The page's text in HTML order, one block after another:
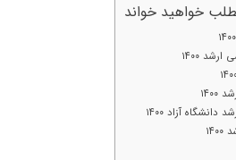
خواهید خواند
۱۴۰۰
آزاد ۱۴۰۰